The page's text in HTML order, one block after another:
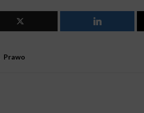
Prawo